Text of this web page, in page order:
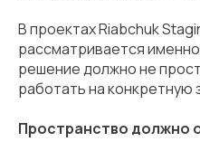
В проектах Riabchuk
рассматривается
решение должно не
работать на конкретную
Пространство должно